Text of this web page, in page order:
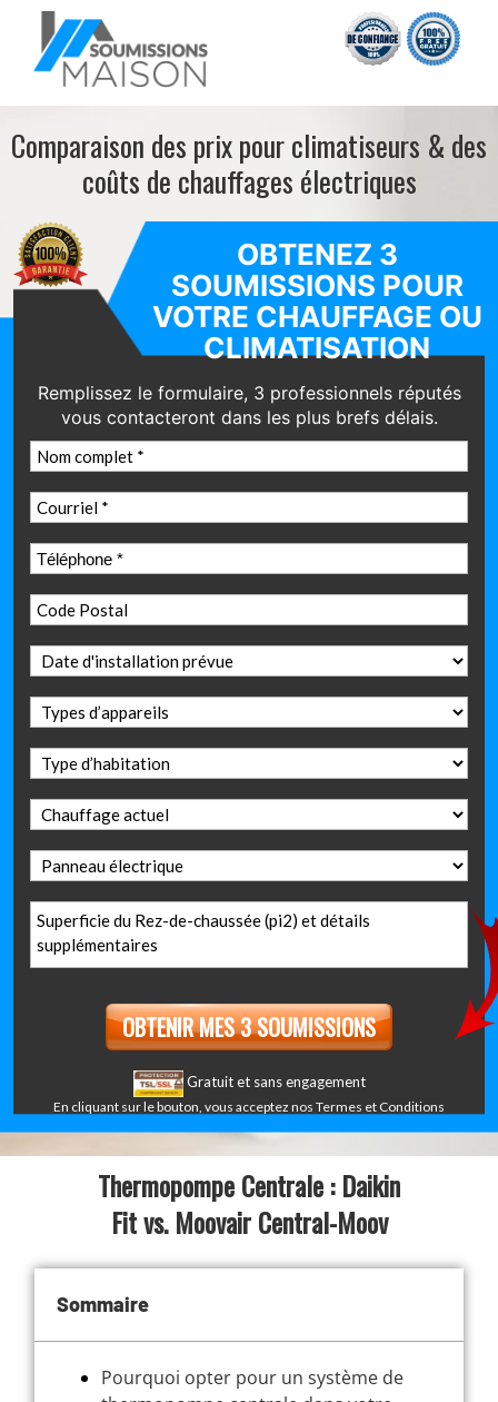
Comparaison des prix pour climatiseurs & des
coûts de chauffages électriques
OBTENEZ 3
SOUMISSIONS POUR
VOTRE CHAUFFAGE OU
CLIMATISATION
Remplissez le formulaire, 3 professionnels réputés
vous contacteront dans les plus brefs délais.
Gratuit et sans engagement
En cliquant sur le bouton, vous acceptez nos Termes et Conditions
Thermopompe Centrale : Daikin
Fit vs. Moovair Central-Moov
Sommaire
Pourquoi opter pour un système de